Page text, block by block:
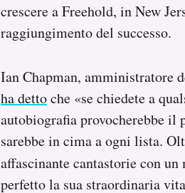
crescere a Freehold, in New
raggiungimento del successo.
Ian Chapman, amministratore
ha dettoche «se chiedete a
autobiografia provocherebbe il
sarebbe in cima a ogni lista.
affascinante cantastorie con
perfetto la sua straordinaria